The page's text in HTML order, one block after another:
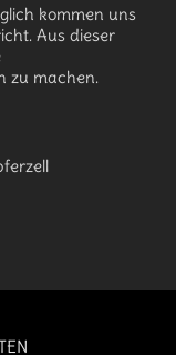
kommen uns
Aus dieser
zu machen.